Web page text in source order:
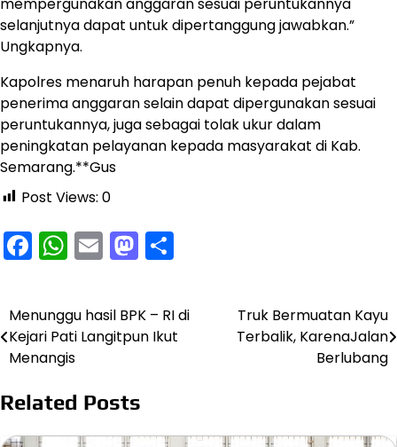
selanjutnya dapat untuk dipertanggung jawabkan.”
Ungkapnya.
Kapolres menaruh harapan penuh kepada pejabat
penerima anggaran selain dapat dipergunakan sesuai
peruntukannya, juga sebagai tolak ukur dalam
peningkatan pelayanan kepada masyarakat di Kab.
Semarang.**Gus
Post Views: 0
Facebook
WhatsApp
EmailMastodon
Navigasi
pos
Menunggu hasil BPK – RI di
Kejari Pati Langitpun Ikut
Menangis
Truk Bermuatan Kayu
Terbalik, KarenaJalan
Berlubang
Related Posts